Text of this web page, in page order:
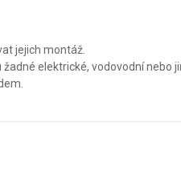
jejich montáž.
elektrické, vodovodní nebo